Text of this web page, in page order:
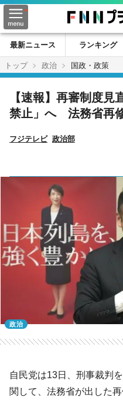
最新ニュース ランキング
トップ
政治 国政・政策
【速報】再審制度見
禁止」へ 法務省再
フジテレビ 政治部
政治
自民党は13日、刑事裁判
関して、法務省が出した